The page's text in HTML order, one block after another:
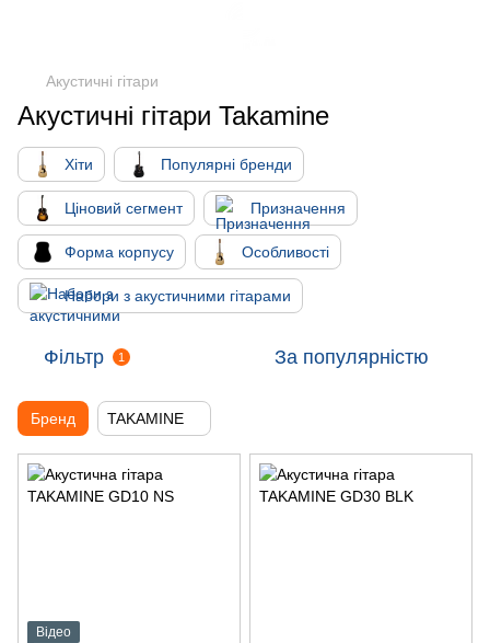
Акустичні гітари
Акустичні гітари Takamine
Хіти Популярні бренди
Ціновий сегмент Призначення
Форма корпусу Особливості
Набори з акустичними гітарами
Фільтр 1 За популярністю
Бренд TAKAMINE
Відео